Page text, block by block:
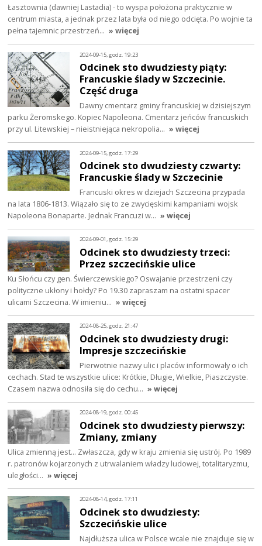
Łasztownia (dawniej Lastadia) - to wyspa położona praktycznie w
centrum miasta, a jednak przez lata była od niego odcięta. Po wojnie ta
pełna tajemnic przestrzeń… » więcej
2024-09-15, godz. 19:23
Odcinek sto dwudziesty piąty:
Francuskie ślady w Szczecinie.
Część druga
Dawny cmentarz gminy francuskiej w dzisiejszym
parku Żeromskego. Kopiec Napoleona. Cmentarz jeńców francuskich
przy ul. Litewskiej – nieistniejąca nekropolia… » więcej
2024-09-15, godz. 17:29
Odcinek sto dwudziesty czwarty:
Francuskie ślady w Szczecinie
Francuski okres w dziejach Szczecina przypada
na lata 1806-1813. Wiązało się to ze zwycięskimi kampaniami wojsk
Napoleona Bonaparte. Jednak Francuzi w… » więcej
2024-09-01, godz. 15:29
Odcinek sto dwudziesty trzeci:
Przez szczecińskie ulice
Ku Słońcu czy gen. Świerczewskiego? Oswajanie przestrzeni czy
polityczne ukłony i hołdy? Po 19.30 zapraszam na ostatni spacer
ulicami Szczecina. W imieniu… » więcej
2024-08-25, godz. 21:47
Odcinek sto dwudziesty drugi:
Impresje szczecińskie
Pierwotnie nazwy ulic i placów informowały o ich
cechach. Stad te wszystkie ulice: Krótkie, Długie, Wielkie, Piaszczyste.
Czasem nazwa odnosiła się do cechu… » więcej
2024-08-19, godz. 00:45
Odcinek sto dwudziesty pierwszy:
Zmiany, zmiany
Ulica zmienną jest… Zwłaszcza, gdy w kraju zmienia się ustrój. Po 1989
r. patronów kojarzonych z utrwalaniem władzy ludowej, totalitaryzmu,
uległości… » więcej
2024-08-14, godz. 17:11
Odcinek sto dwudziesty:
Szczecińskie ulice
Najdłuższa ulica w Polsce wcale nie znajduje się w